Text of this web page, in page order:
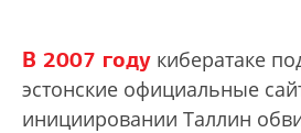
В 2007 году кибератаке
эстонские официальные
инициировании Таллин